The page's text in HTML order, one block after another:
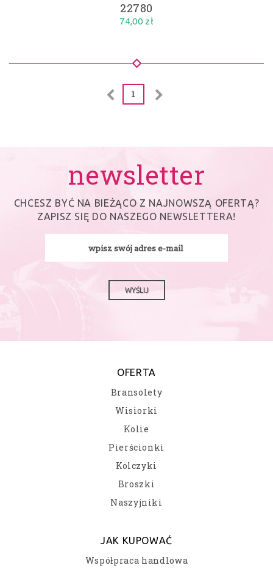
22780
74,00 zł
1
newsletter
CHCESZ BYĆ NA BIEŻĄCO Z NAJNOWSZĄ OFERTĄ?
ZAPISZ SIĘ DO NASZEGO NEWSLETTERA!
WYŚLIJ
OFERTA
Bransolety
Wisiorki
Kolie
Pierścionki
Kolczyki
Broszki
Naszyjniki
JAK KUPOWAĆ
Współpraca handlowa